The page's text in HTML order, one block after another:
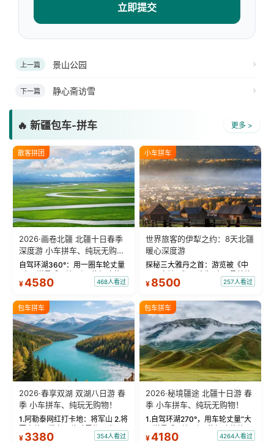
立即提交
上一篇 景山公园
下一篇 静心斋访雪
🔥 新疆包车-拼车 更多 >
散客拼团
2026·画卷北疆 北疆十日春季
深度游 小车拼车、纯玩无购
物！
自驾环湖360°：用一圈车轮丈量
“大西洋最后一滴眼泪”的极致蔚
蓝。 赛湖旅拍：甄选多款风格服
绝美瞬间。 赛湖坦克300跟车视
频：专业摄影师...
¥4580 468人看过
小车拼车
世界旅客的伊犁之约：8天北疆
暖心深度游
探秘三大雅丹之首：游览被《中
国国家地理》评选为“中国最美的
三大雅丹”第一名的克拉玛依魔鬼
瓦人最大村落——禾木村，欣赏
晨雾与小木...
¥ 8500 257人看过
包车拼车
2026·春享双湖 双湖八日游 春
季 小车拼车、纯玩无购物！
1.阿勒泰网红打卡地：将军山 2.将
军山落日缆车，体验雪都风光 3.
将军山，夕阳派对，蹦迪party 4.
¥ 3380 354人看过
包车拼车
2026·秘境疆途 北疆十日游 春
季 小车拼车、纯玩无购物！
1.自驾环湖270°，用车轮丈量“大
西洋最后一滴眼泪”的极致蔚蓝，
让雪山、花海与深邃湖水在转弯
¥4180 4264人看过